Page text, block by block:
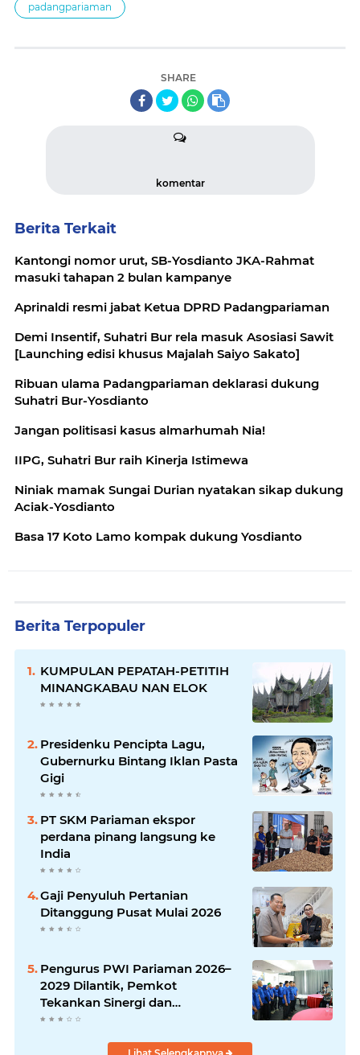
padangpariaman
SHARE
komentar
Berita Terkait
Kantongi nomor urut, SB-Yosdianto JKA-Rahmat
masuki tahapan 2 bulan kampanye
Aprinaldi resmi jabat Ketua DPRD Padangpariaman
Demi Insentif, Suhatri Bur rela masuk Asosiasi Sawit
[Launching edisi khusus Majalah Saiyo Sakato]
Ribuan ulama Padangpariaman deklarasi dukung
Suhatri Bur-Yosdianto
Jangan politisasi kasus almarhumah Nia!
IIPG, Suhatri Bur raih Kinerja Istimewa
Niniak mamak Sungai Durian nyatakan sikap dukung
Aciak-Yosdianto
Basa 17 Koto Lamo kompak dukung Yosdianto
Berita Terpopuler
KUMPULAN PEPATAH-PETITIH
MINANGKABAU NAN ELOK
Presidenku Pencipta Lagu,
Gubernurku Bintang Iklan Pasta
Gigi
PT SKM Pariaman ekspor
perdana pinang langsung ke
India
Gaji Penyuluh Pertanian
Ditanggung Pusat Mulai 2026
Pengurus PWI Pariaman 2026–
2029 Dilantik, Pemkot
Tekankan Sinergi dan
Profesionalisme Pers